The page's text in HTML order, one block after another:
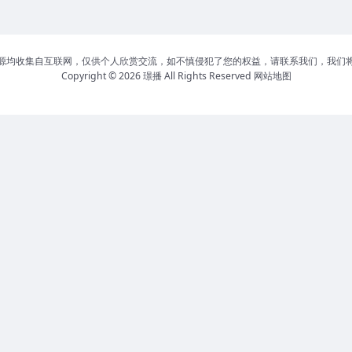
均收集自互联网，仅供个人欣赏交流，如不慎侵犯了您的权益，请联系我们，我们
Copyright © 2026璟播All Rights Reserved 网站地图